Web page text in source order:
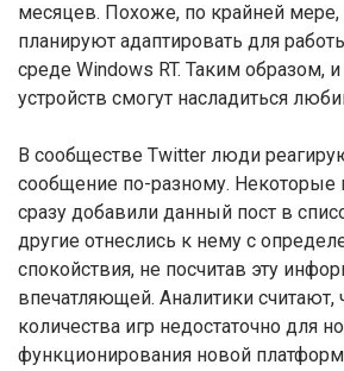
месяцев. Похоже, по крайней
планируют адаптировать для
среде Windows RT. Таким образом,
устройств смогут насладиться
В сообществе Twitter люди
сообщение по-разному. Некоторые
сразу добавили данный пост в
другие отнеслись к нему с
спокойствия, не посчитав эту
впечатляющей. Аналитики считают,
количества игр недостаточно для
функционирования новой